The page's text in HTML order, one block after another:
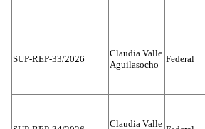
SUP-REP-33/2026
Claudia Valle
Aguilasocho
Federal
Claudia Valle